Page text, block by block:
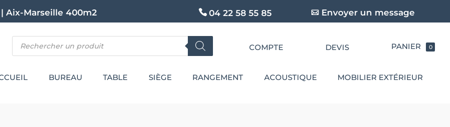
Aix-Marseille 400m2 04 22 58 55 85 Envoyer un message
Recherche
de
produits
COMPTE DEVIS 0
BUREAU TABLE SIÈGE RANGEMENT ACOUSTIQUE MOBILIER EXTÉRIEUR